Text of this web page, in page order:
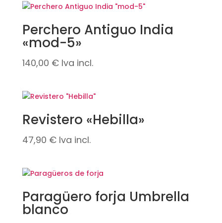
Perchero Antiguo India
«mod-5»
140,00 € Iva incl.
Revistero «Hebilla»
47,90 € Iva incl.
Paragüero forja Umbrella
blanco